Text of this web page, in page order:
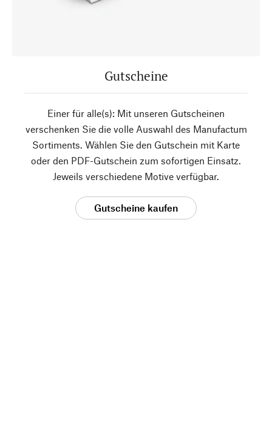
Gutscheine
Einer für alle(s): Mit unseren Gutscheinen
verschenken Sie die volle Auswahl des Manufactum
Sortiments. Wählen Sie den Gutschein mit Karte
oder den PDF-Gutschein zum sofortigen Einsatz.
Jeweils verschiedene Motive verfügbar.
Gutscheine kaufen